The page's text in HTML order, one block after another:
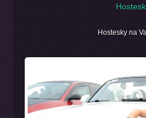
Hostesky na